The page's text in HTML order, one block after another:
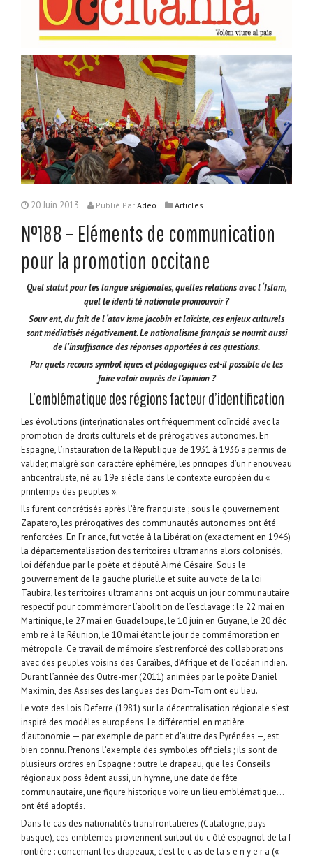
20 Juin 2013 Publié Par Adeo Articles
N°188 – Eléments de communication
pour la promotion occitane
Quel statut pour les langue srégionales, quelles relations avec l ‘Islam,
quel le identi té nationale promouvoir ?
Souv ent, du fait de l ‘atav isme jacobin et laïciste, ces enjeux culturels
sont médiatisés négativement. Le nationalisme français se nourrit aussi
de l’insuffisance des réponses apportées à ces questions.
Par quels recours symbol iques et pédagogiques est-il possible de les
faire valoir auprès de l’opinion ?
L’emblématique des régions facteur d’identification
Les évolutions (inter)nationales ont fréquemment coïncidé avec la
promotion de droits culturels et de prérogatives autonomes. En
Espagne, l’instauration de la République de 1931 à 1936 a permis de
valider, malgré son caractère éphémère, les principes d’un r enouveau
anticentraliste, né au 19e siècle dans le contexte européen du «
printemps des peuples ».
Ils furent concrétisés après l’ère franquiste ; sous le gouvernement
Zapatero, les prérogatives des communautés autonomes ont été
renforcées. En Fr ance, fut votée à la Libération (exactement en 1946)
la départementalisation des territoires ultramarins alors colonisés,
loi défendue par le poète et député Aimé Césaire. Sous le
gouvernement de la gauche plurielle et suite au vote de la loi
Taubira, les territoires ultramarins ont acquis un jour communautaire
respectif pour commémorer l’abolition de l’esclavage : le 22 mai en
Martinique, le 27 mai en Guadeloupe, le 10 juin en Guyane, le 20 déc
emb re à la Réunion, le 10 mai étant le jour de commémoration en
métropole. Ce travail de mémoire s’est renforcé des collaborations
avec des peuples voisins des Caraïbes, d’Afrique et de l’océan indien.
Durant l’année des Outre-mer (2011) animées par le poète Daniel
Maximin, des Assises des langues des Dom-Tom ont eu lieu.
Le vote des lois Deferre (1981) sur la décentralisation régionale s’est
inspiré des modèles européens. Le différentiel en matière
d’autonomie — par exemple de par t et d’autre des Pyrénées —, est
bien connu. Prenons l’exemple des symboles officiels ; ils sont de
plusieurs ordres en Espagne : outre le drapeau, que les Conseils
régionaux poss èdent aussi, un hymne, une date de fête
communautaire, une figure historique voire un lieu emblématique…
ont été adoptés.
Dans le cas des nationalités transfrontalières (Catalogne, pays
basque), ces emblèmes proviennent surtout du c ôté espagnol de la f
rontière : concernant les drapeaux, c’est le c as de la s e n y e r a («